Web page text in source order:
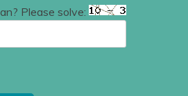
Please solve: